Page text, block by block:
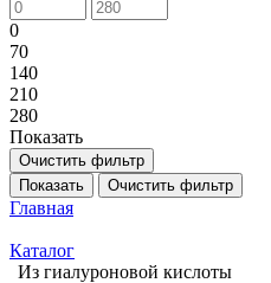
0
70
140
210
280
Показать
Очистить фильтр
Показать
Очистить фильтр
Главная
Каталог
Из гиалуроновой кислоты